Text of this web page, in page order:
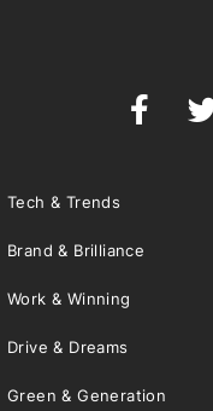
Tech & Trends
Brand & Brilliance
Work & Winning
Drive & Dreams
Green & Generation